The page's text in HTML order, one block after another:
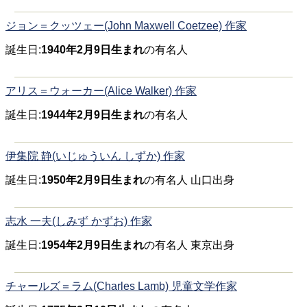
ジョン＝クッツェー(John Maxwell Coetzee) 作家
誕生日:1940年2月9日生まれの有名人
アリス＝ウォーカー(Alice Walker) 作家
誕生日:1944年2月9日生まれの有名人
伊集院 静(いじゅういん しずか) 作家
誕生日:1950年2月9日生まれの有名人 山口出身
志水 一夫(しみず かずお) 作家
誕生日:1954年2月9日生まれの有名人 東京出身
チャールズ＝ラム(Charles Lamb) 児童文学作家